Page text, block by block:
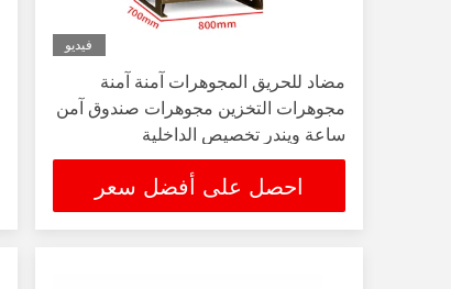
فيديو
مضاد للحريق المجوهرات آمنة آمنة
مجوهرات التخزين مجوهرات صندوق آمن
ساعة ويندر تخصيص الداخلية
احصل على أفضل سعر